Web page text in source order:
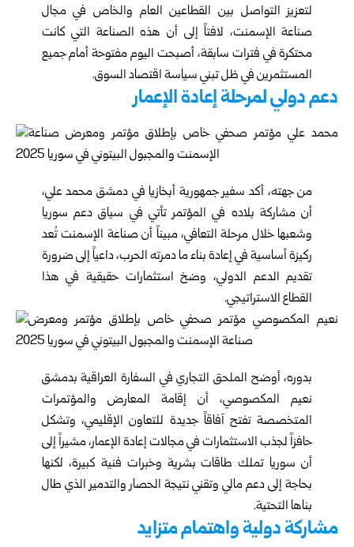
لتعزيز التواصل بين القطاعين العام والخاص في مجال
صناعة الإسمنت، لافتاً إلى أن هذه الصناعة التي كانت
محتكرة في فترات سابقة، أصبحت اليوم مفتوحة أمام جميع
المستثمرين في ظل تبني سياسة اقتصاد السوق.
دعم دولي لمرحلة إعادة الإعمار
من جهته، أكد سفير جمهورية أبخازيا في دمشق محمد علي،
أن مشاركة بلاده في المؤتمر تأتي في سياق دعم سوريا
وشعبها خلال مرحلة التعافي، مبيناً أن صناعة الإسمنت تُعد
ركيزة أساسية في إعادة بناء ما دمرته الحرب، داعياً إلى ضرورة
تقديم الدعم الدولي، وضخ استثمارات حقيقية في هذا
القطاع الاستراتيجي.
بدوره، أوضح الملحق التجاري في السفارة العراقية بدمشق
نعيم المكصوصي، أن إقامة المعارض والمؤتمرات
المتخصصة تفتح آفاقاً جديدة للتعاون الإقليمي، وتشكل
حافزاً لجذب الاستثمارات في مجالات إعادة الإعمار، مشيراً إلى
أن سوريا تملك طاقات بشرية وخبرات فنية كبيرة، لكنها
بحاجة إلى دعم مالي وتقني نتيجة الحصار والتدمير الذي طال
بناها التحتية.
مشاركة دولية واهتمام متزايد